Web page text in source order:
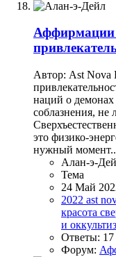
Аффирмации
Автор: Ast Nova
наций о
соблазнения,
это физико-
нужный
Алан-э-
Тема
24 Май
2022 ast
красота
и
Ответы: 17
Форум: